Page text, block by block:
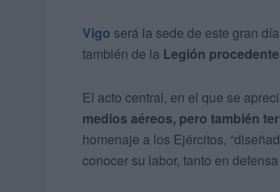
Vigo será la sede de este gran
también de la Legión
El acto central, en el que se
medios aéreos, pero también
homenaje a los Ejércitos,
conocer su labor, tanto en